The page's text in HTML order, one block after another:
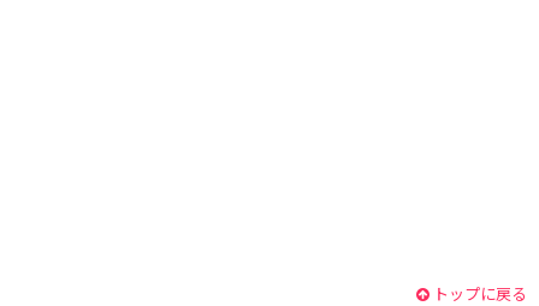
トップに戻る